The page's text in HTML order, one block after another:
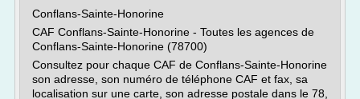
Conflans-Sainte-Honorine
CAF Conflans-Sainte-Honorine - Toutes les agences de
Conflans-Sainte-Honorine (78700)
Consultez pour chaque CAF de Conflans-Sainte-Honorine
son adresse, son numéro de téléphone CAF et fax, sa
localisation sur une carte, son adresse postale dans le 78,